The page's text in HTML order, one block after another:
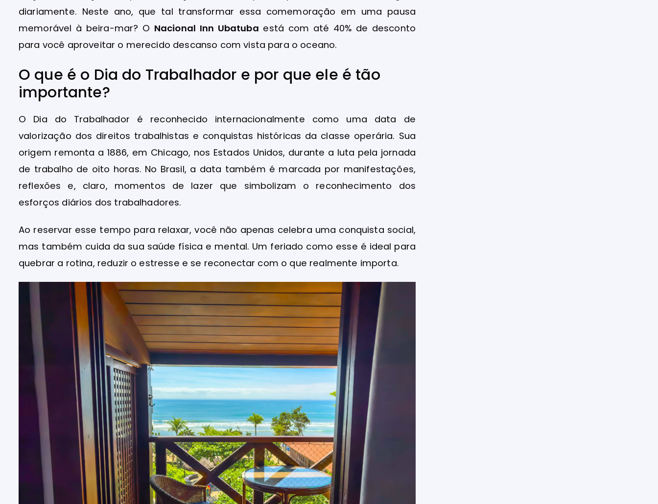
diariamente. Neste ano, que tal transformar essa comemoração em uma pausa
memorável à beira-mar? O Nacional Inn Ubatuba está com até 40% de desconto
para você aproveitar o merecido descanso com vista para o oceano.
O que é o Dia do Trabalhador e por que ele é tão
importante?
O Dia do Trabalhador é reconhecido internacionalmente como uma data de
valorização dos direitos trabalhistas e conquistas históricas da classe operária. Sua
origem remonta a 1886, em Chicago, nos Estados Unidos, durante a luta pela jornada
de trabalho de oito horas. No Brasil, a data também é marcada por manifestações,
reflexões e, claro, momentos de lazer que simbolizam o reconhecimento dos
esforços diários dos trabalhadores.
Ao reservar esse tempo para relaxar, você não apenas celebra uma conquista social,
mas também cuida da sua saúde física e mental. Um feriado como esse é ideal para
quebrar a rotina, reduzir o estresse e se reconectar com o que realmente importa.